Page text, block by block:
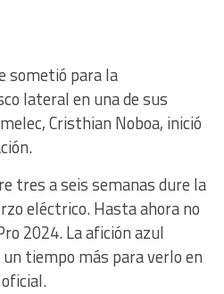
sometió para la
lateral en una de sus
Cristhian Noboa, inició
tres a seis semanas dure la
eléctrico. Hasta ahora no
2024. La afición azul
tiempo más para verlo en